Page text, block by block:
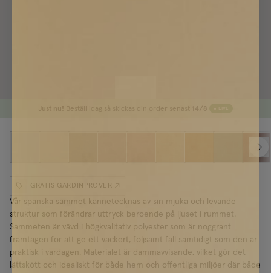
Just nu! Beställ idag så skickas din order senast 14/8
GRATIS GARDINPROVER
Vår spanska sammet kännetecknas av sin mjuka och levande
struktur som förändrar uttryck beroende på ljuset i rummet.
Sammeten är vävd i högkvalitativ polyester som är noggrant
framtagen för att ge ett vackert, följsamt fall samtidigt som den är
praktisk i vardagen. Materialet är dammavvisande, vilket gör det
lättskött och idealiskt för både hem och offentliga miljöer där både